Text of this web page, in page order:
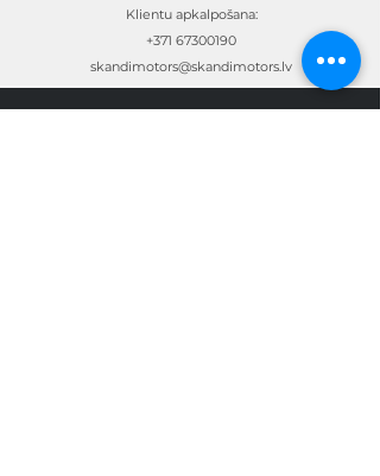
Klientu apkalpošana:
+371 67300190
skandimotors@skandimotors.lv
© Skandi Motors SIA 2023